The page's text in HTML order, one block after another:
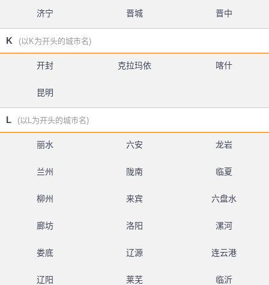
济宁 晋城 晋中
K (以K为开头的城市名)
开封 克拉玛依 喀什
昆明
L (以L为开头的城市名)
丽水 六安 龙岩
兰州 陇南 临夏
柳州 来宾 六盘水
廊坊 洛阳 漯河
娄底 辽源 连云港
辽阳 莱芜 临沂